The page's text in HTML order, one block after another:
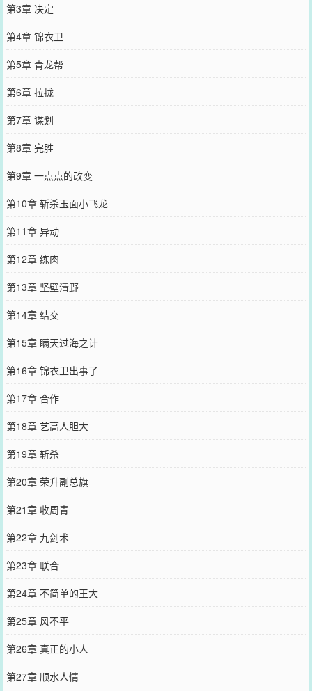
第3章 决定
第4章 锦衣卫
第5章 青龙帮
第6章 拉拢
第7章 谋划
第8章 完胜
第9章 一点点的改变
第10章 斩杀玉面小飞龙
第11章 异动
第12章 练肉
第13章 坚壁清野
第14章 结交
第15章 瞒天过海之计
第16章 锦衣卫出事了
第17章 合作
第18章 艺高人胆大
第19章 斩杀
第20章 荣升副总旗
第21章 收周青
第22章 九剑术
第23章 联合
第24章 不简单的王大
第25章 风不平
第26章 真正的小人
第27章 顺水人情